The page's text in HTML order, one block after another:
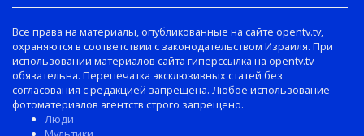
Все права на материалы, опубликованные на сайте opentv.tv,
охраняются в соответствии с законодательством Израиля. При
использовании материалов сайта гиперссылка на opentv.tv
обязательна. Перепечатка эксклюзивных статей без
согласования с редакцией запрещена. Любое использование
фотоматериалов агентств строго запрещено.
Люди